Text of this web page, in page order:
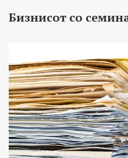
Бизнисот со